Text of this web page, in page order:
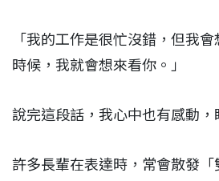
「我的工作是很忙沒錯，但我
時候，我就會想來看你。」
說完這段話，我心中也有感動，
許多長輩在表達時，常會散發